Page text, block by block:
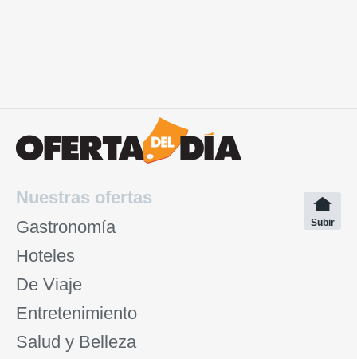
Nuestras ofertas
Gastronomía
Hoteles
De Viaje
Entretenimiento
Salud y Belleza
Subir